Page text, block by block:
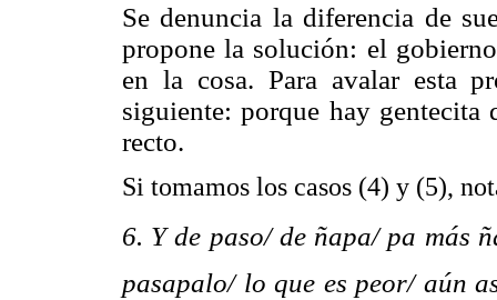
Se denuncia la diferencia de
propone la solución: el
en la cosa. Para avalar esta
siguiente: porque hay
recto.
Si tomamos los casos (4) y (5),
6. Y de paso/ de ñapa/ pa más
pasapalo/ lo que es peor/ aún